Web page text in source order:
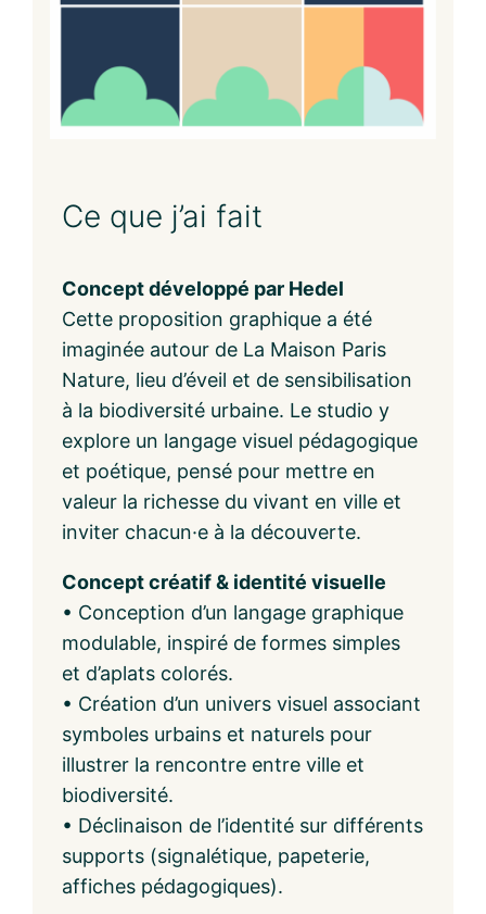
Ce que j’ai fait
Concept développé par Hedel
Cette proposition graphique a été
imaginée autour de La Maison Paris
Nature, lieu d’éveil et de sensibilisation
à la biodiversité urbaine. Le studio y
explore un langage visuel pédagogique
et poétique, pensé pour mettre en
valeur la richesse du vivant en ville et
inviter chacun·e à la découverte.
Concept créatif & identité visuelle
• Conception d’un langage graphique
modulable, inspiré de formes simples
et d’aplats colorés.
• Création d’un univers visuel associant
symboles urbains et naturels pour
illustrer la rencontre entre ville et
biodiversité.
• Déclinaison de l’identité sur différents
supports (signalétique, papeterie,
affiches pédagogiques).